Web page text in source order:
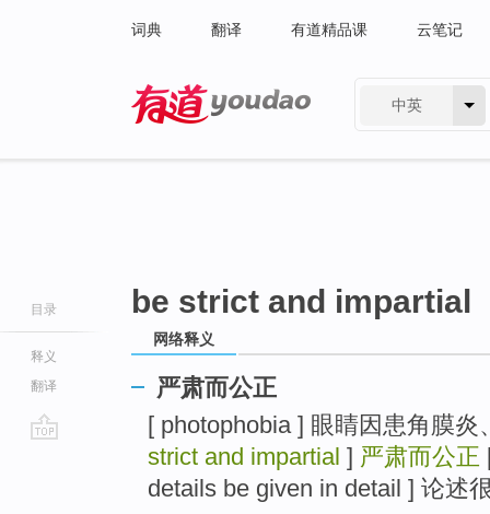
词典 翻译 有道精品课 云笔记
中英
目录
释义
翻译
be strict and impartial
网络释义
严肃而公正
[ photophobia ] 眼睛因患角膜
strict and impartial ] 严肃而公正
details be given in detail ] 论述